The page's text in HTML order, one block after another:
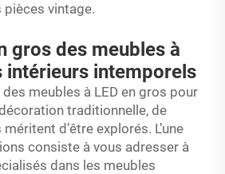
pièces vintage.
gros des meubles à
intérieurs intemporels
meubles à LED en gros pour
traditionnelle, de
d’être explorés. L’une
consiste à vous adresser à
dans les meubles